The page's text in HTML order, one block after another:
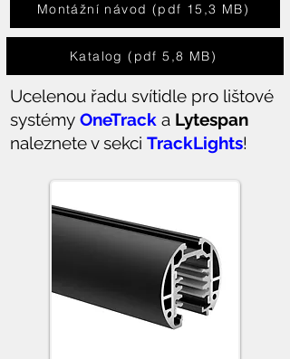
Montážní návod (pdf 15,3 MB)
Katalog (pdf 5,8 MB)
Ucelenou řadu svítidle pro lištové
systémy OneTrack a Lytespan
naleznete v sekci TrackLights!